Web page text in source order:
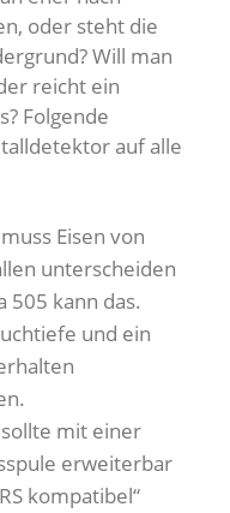
oder steht die
Will man
reicht ein
Folgende
auf alle
Eisen von
unterscheiden
505 kann das.
und ein
mit einer
erweiterbar
kompatibel“